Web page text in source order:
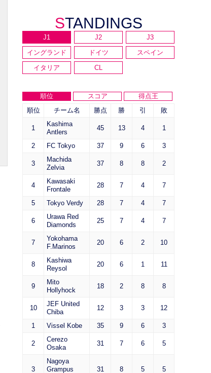
STANDINGS
J1 J2
J3
イングランド
ドイツ
スペイン
イタリア
CL
順位 スコア
得点王
順位
チーム名 勝点 勝 引 敗
1
Kashima
Antlers
45 13 4 1
2 FC Tokyo 37 9 6 3
3
Machida
Zelvia
37 8 8 2
4
Kawasaki
Frontale
28 7 4 7
5 Tokyo Verdy 28 7 4 7
6
Urawa Red
Diamonds
25 7 4 7
7
Yokohama
F.Marinos
20 6 2 10
8
Kashiwa
Reysol
20 6 1 11
9
Mito
Hollyhock
18 2 8 8
10
JEF United
Chiba
12 3 3 12
1 Vissel Kobe 35 9 6 3
2
Cerezo
Osaka
31 7 6 5
3
Nagoya
Grampus
31 8 5 5